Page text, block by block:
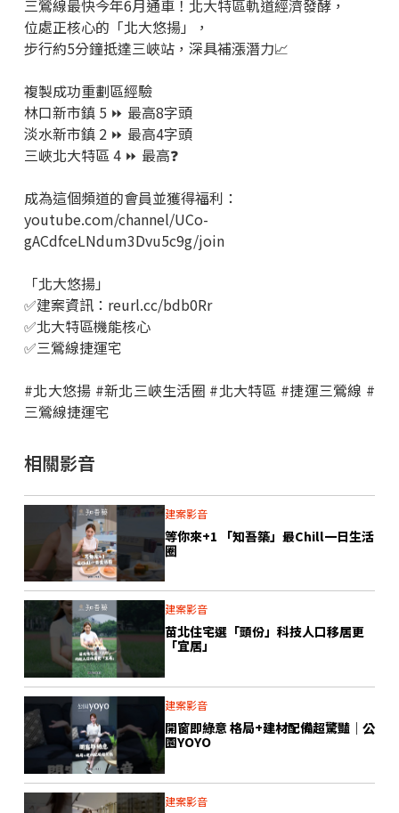
三鶯線最快今年6月通車！北大特區軌道經濟發酵，
位處正核心的「北大悠揚」，
步行約5分鐘抵達三峽站，深具補漲潛力📈
複製成功重劃區經驗
林口新市鎮 5 ⏩️ 最高8字頭
淡水新市鎮 2 ⏩️ 最高4字頭
三峽北大特區 4 ⏩️ 最高❓
成為這個頻道的會員並獲得福利：
youtube.com/channel/UCo-
gACdfceLNdum3Dvu5c9g/join
「北大悠揚」
✅建案資訊： reurl.cc/bdb0Rr
✅北大特區機能核心
✅三鶯線捷運宅
#北大悠揚 #新北三峽生活圈 #北大特區 #捷運三鶯線 #
三鶯線捷運宅
相關影音
建案影音
等你來+1 「知吾築」最Chill一日生活
圈
建案影音
苗北住宅選「頭份」科技人口移居更
「宜居」
建案影音
開窗即綠意 格局+建材配備超驚豔｜公
園YOYO
建案影音